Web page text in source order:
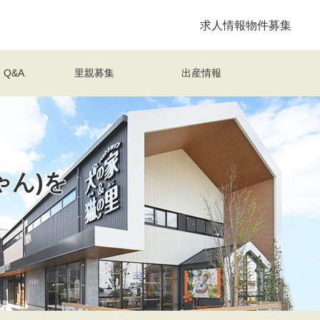
求人情報物件募集
Q&A 里親募集 出産情報
ん)を